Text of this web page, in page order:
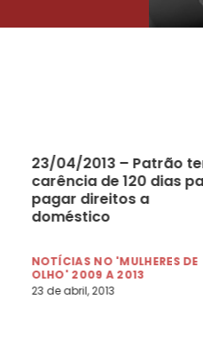
23/04/2013 – Patrão
carência de 120 dias
pagar direitos a
doméstico
NOTÍCIAS NO 'MULHERES DE
OLHO' 2009 A 2013
23 de abril, 2013